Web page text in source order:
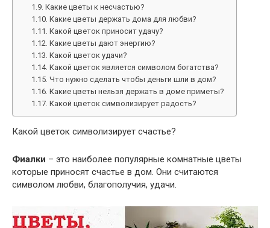
Какие цветы к несчастью?
Какие цветы держать дома для любви?
Какой цветок приносит удачу?
Какие цветы дают энергию?
Какой цветок удачи?
Какой цветок является символом богатства?
Что нужно сделать чтобы деньги шли в дом?
Какие цветы нельзя держать в доме приметы?
Какой цветок символизирует радость?
Какой цветок символизирует счастье?
Фиалки – это наиболее популярные комнатные цветы
которые приносят счастье в дом. Они считаются
символом любви, благополучия, удачи.